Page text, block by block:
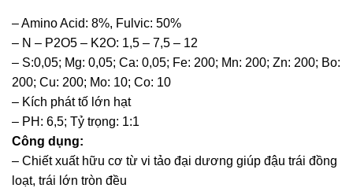
– Amino Acid: 8%, Fulvic: 50%
– N – P2O5 – K2O: 1,5 – 7,5 – 12
– S:0,05; Mg: 0,05; Ca: 0,05; Fe: 200; Mn: 200; Zn: 200; Bo:
200; Cu: 200; Mo: 10; Co: 10
– Kích phát tố lớn hạt
– PH: 6,5; Tỷ trọng: 1:1
Công dụng:
– Chiết xuất hữu cơ từ vi tảo đại dương giúp đậu trái đồng
loạt, trái lớn tròn đều